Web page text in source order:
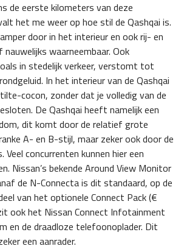
de eerste kilometers van deze
het me weer op hoe stil de Qashqai is.
door in het interieur en ook rij- en
waarneembaar. Ook
in stedelijk verkeer, verstomt tot
In het interieur van de Qashqai
cocon, zonder dat je volledig van de
De Qashqai heeft namelijk een
dit komt door de relatief grote
A- en B-stijl, maar zeker ook door de
Veel concurrenten kunnen hier een
Nissan’s bekende Around View Monitor
de N-Connecta is dit standaard, op de
van het optionele Connect Pack (€
ook het Nissan Connect Infotainment
en de draadloze telefoonoplader. Dit
een aanrader.